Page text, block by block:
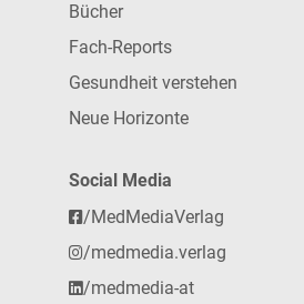
Bücher
Fach-Reports
Gesundheit verstehen
Neue Horizonte
Social Media
/MedMediaVerlag
/medmedia.verlag
/medmedia-at